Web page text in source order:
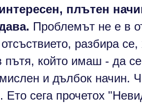
плътен
Проблемът не е в
разбира
пътя, който имаш - да
и дълбок начин.
Ето сега прочетох